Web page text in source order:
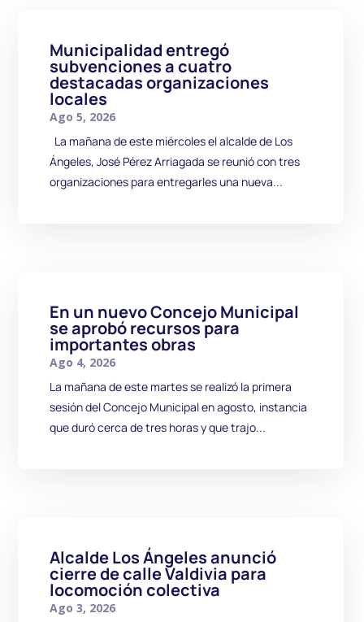
Municipalidad entregó
subvenciones a cuatro
destacadas organizaciones
locales
Ago 5, 2026
La mañana de este miércoles el alcalde de Los
Ángeles, José Pérez Arriagada se reunió con tres
organizaciones para entregarles una nueva...
En un nuevo Concejo Municipal
se aprobó recursos para
importantes obras
Ago 4, 2026
La mañana de este martes se realizó la primera
sesión del Concejo Municipal en agosto, instancia
que duró cerca de tres horas y que trajo...
Alcalde Los Ángeles anunció
cierre de calle Valdivia para
locomoción colectiva
Ago 3, 2026